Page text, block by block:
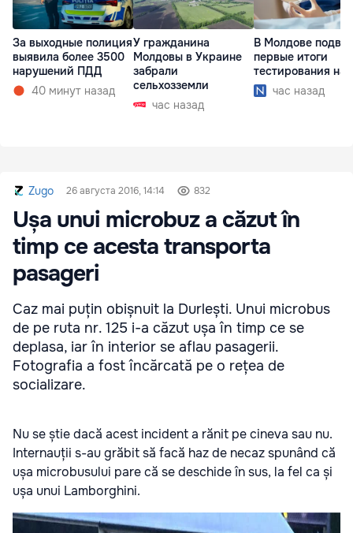
За выходные полиция
выявила более 3500
нарушений ПДД
40 минут назад
У гражданина
Молдовы в Украине
забрали
сельхозземли
час назад
В Молдове
первые итоги
тестирования на
час назад
Zugo 26 августа 2016, 14:14 832
Ușa unui microbuz a căzut în
timp ce acesta transporta
pasageri
Caz mai puțin obișnuit la Durlești. Unui microbus
de pe ruta nr. 125 i-a căzut ușa în timp ce se
deplasa, iar în interior se aflau pasagerii.
Fotografia a fost încărcată pe o rețea de
socializare.
Nu se știe dacă acest incident a rănit pe cineva sau nu.
Internauții s-au grăbit să facă haz de necaz spunând că
ușa microbusului pare că se deschide în sus, la fel ca și
ușa unui Lamborghini.